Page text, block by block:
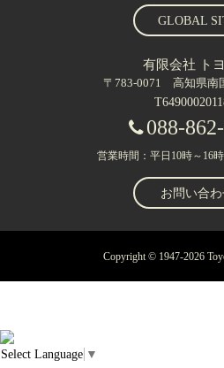
GLOBAL
有限会社 ト
〒783-0071 高知県南
088-
営業時間：平日10時～16
お問い合
Copyright © 1947-2026
Select Language ▼